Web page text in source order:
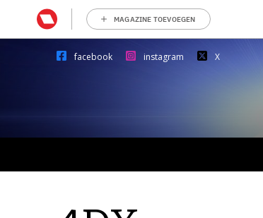
MAGAZINE TOEVOEGEN
facebook instagram X